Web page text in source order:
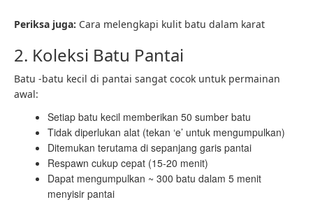
Periksa juga: Cara melengkapi kulit batu dalam karat
2. Koleksi Batu Pantai
Batu -batu kecil di pantai sangat cocok untuk permainan
awal:
Setiap batu kecil memberikan 50 sumber batu
Tidak diperlukan alat (tekan ‘e’ untuk mengumpulkan)
Ditemukan terutama di sepanjang garis pantai
Respawn cukup cepat (15-20 menit)
Dapat mengumpulkan ~ 300 batu dalam 5 menit
menyisir pantai